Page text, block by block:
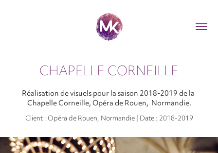
CHAPELLE CORNEILLE
Réalisation de visuels pour la saison 2018-2019 de la
Chapelle Corneille, Opéra de Rouen,  Normandie.
Client : Opéra de Rouen, Normandie | Date : 2018-2019